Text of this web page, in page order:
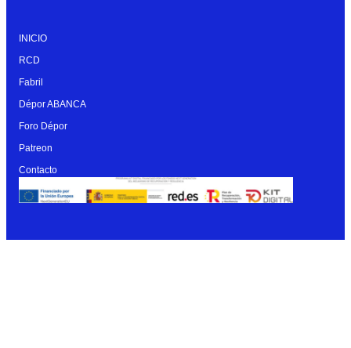
INICIO
RCD
Fabril
Dépor ABANCA
Foro Dépor
Patreon
Contacto